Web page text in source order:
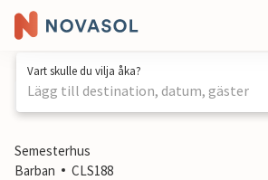
Vart skulle du vilja åka?
Lägg till destination, datum, gäster
1 / 48
Semesterhus
Barban
CLS188